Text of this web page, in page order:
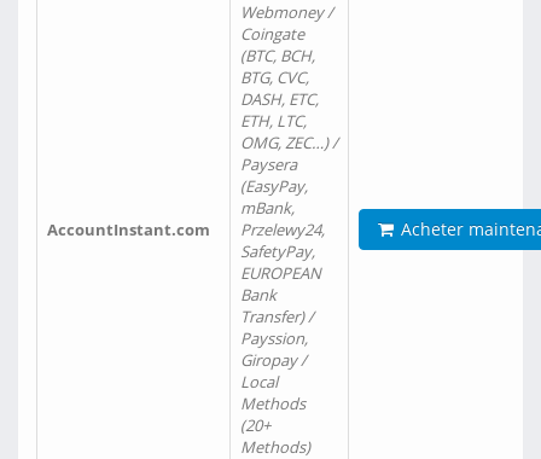
AccountInstant.com
Webmoney /
Coingate
(BTC, BCH,
BTG, CVC,
DASH, ETC,
ETH, LTC,
OMG, ZEC…) /
Paysera
(EasyPay,
mBank,
Przelewy24,
SafetyPay,
EUROPEAN
Bank
Transfer) /
Payssion,
Giropay /
Local
Methods
(20+
Methods)
Acheter